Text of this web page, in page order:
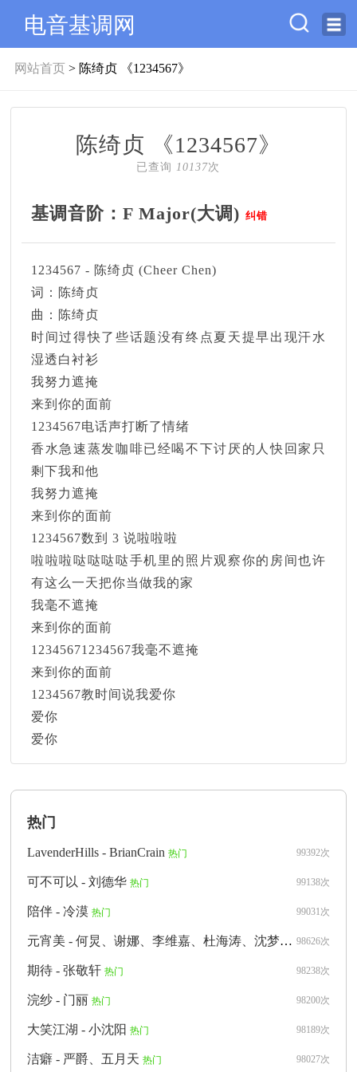
电音基调网
网站首页> 陈绮贞 《1234567》
陈绮贞 《1234567》
已查询 10137次
基调音阶：F Major(大调) 纠错
1234567 - 陈绮贞 (Cheer Chen)
词：陈绮贞
曲：陈绮贞
时间过得快了些话题没有终点夏天提早出现汗水
湿透白衬衫
我努力遮掩
来到你的面前
1234567电话声打断了情绪
香水急速蒸发咖啡已经喝不下讨厌的人快回家只
剩下我和他
我努力遮掩
来到你的面前
1234567数到 3 说啦啦啦
啦啦啦哒哒哒哒手机里的照片观察你的房间也许
有这么一天把你当做我的家
我毫不遮掩
来到你的面前
12345671234567我毫不遮掩
来到你的面前
1234567教时间说我爱你
爱你
爱你
热门
99392次
LavenderHills - BrianCrain 热门
99138次
可不可以 - 刘德华 热门
99031次
陪伴 - 冷漠 热门
98626次
元宵美 - 何炅、谢娜、李维嘉、杜海涛、沈梦辰、靳梦佳、李浩菲、马思超、刘承林、侯朋岩
98238次
期待 - 张敬轩 热门
98200次
浣纱 - 门丽 热门
98189次
大笑江湖 - 小沈阳 热门
98027次
洁癖 - 严爵、五月天 热门